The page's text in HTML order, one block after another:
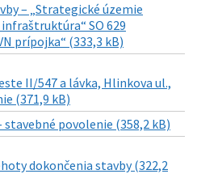
– „Strategické územie
SO 629
prípojka“ (333,3 kB)
II/547 a lávka, Hlinkova ul.,
(371,9 kB)
stavebné povolenie (358,2 kB)
dokončenia stavby (322,2